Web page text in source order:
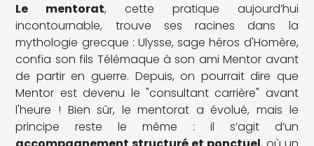
Le mentorat, cette pratique aujourd’hui
incontournable, trouve ses racines dans la
mythologie grecque : Ulysse, sage héros d'Homère,
confia son fils Télémaque à son ami Mentor avant
de partir en guerre. Depuis, on pourrait dire que
Mentor est devenu le "consultant carrière" avant
l'heure ! Bien sûr, le mentorat a évolué, mais le
principe reste le même : il s’agit d’un